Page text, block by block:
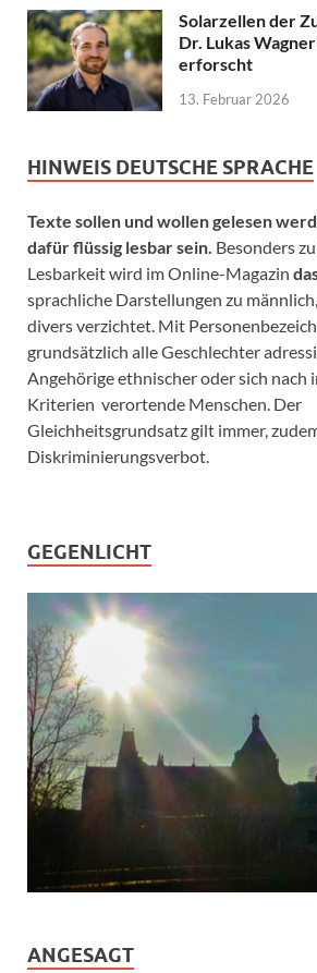
Solarzellen der
Dr. Lukas
erforscht
13. Februar 2026
HINWEIS DEUTSCHE SPRACHE
Texte sollen und wollen gelesen
dafür flüssig lesbar sein. Besonders
Lesbarkeit wird im Online-Magazin
sprachliche Darstellungen zu
divers verzichtet. Mit
grundsätzlich alle Geschlechter
Angehörige ethnischer oder sich nach
Kriterien verortende Menschen. Der
Gleichheitsgrundsatz gilt immer,
Diskriminierungsverbot.
GEGENLICHT
ANGESAGT